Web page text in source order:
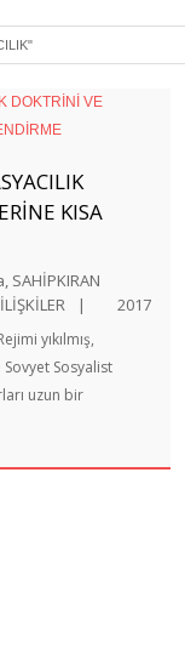
KISA
, SAHİPKIRAN
| 2017
yıkılmış,
Sosyalist
uzun bir